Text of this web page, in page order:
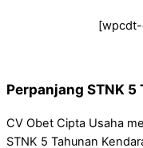
[wpcdt-
Perpanjang STNK 5
CV Obet Cipta Usaha
STNK 5 Tahunan